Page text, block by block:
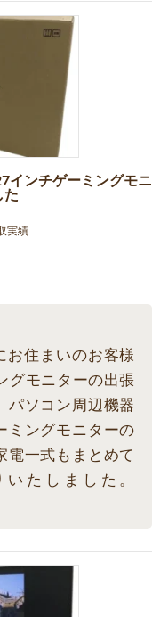
インチゲーミングモニ
た
実績
お住まいのお客様
グモニターの出張
パソコン周辺機器
ミングモニターの
電一式もまとめて
たしました。